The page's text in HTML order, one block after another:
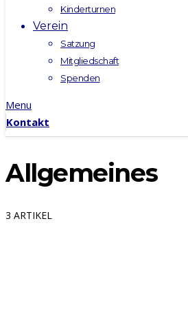
Kinderturnen
Verein
Satzung
Mitgliedschaft
Spenden
Menu
Kontakt
Allgemeines
3 ARTIKEL